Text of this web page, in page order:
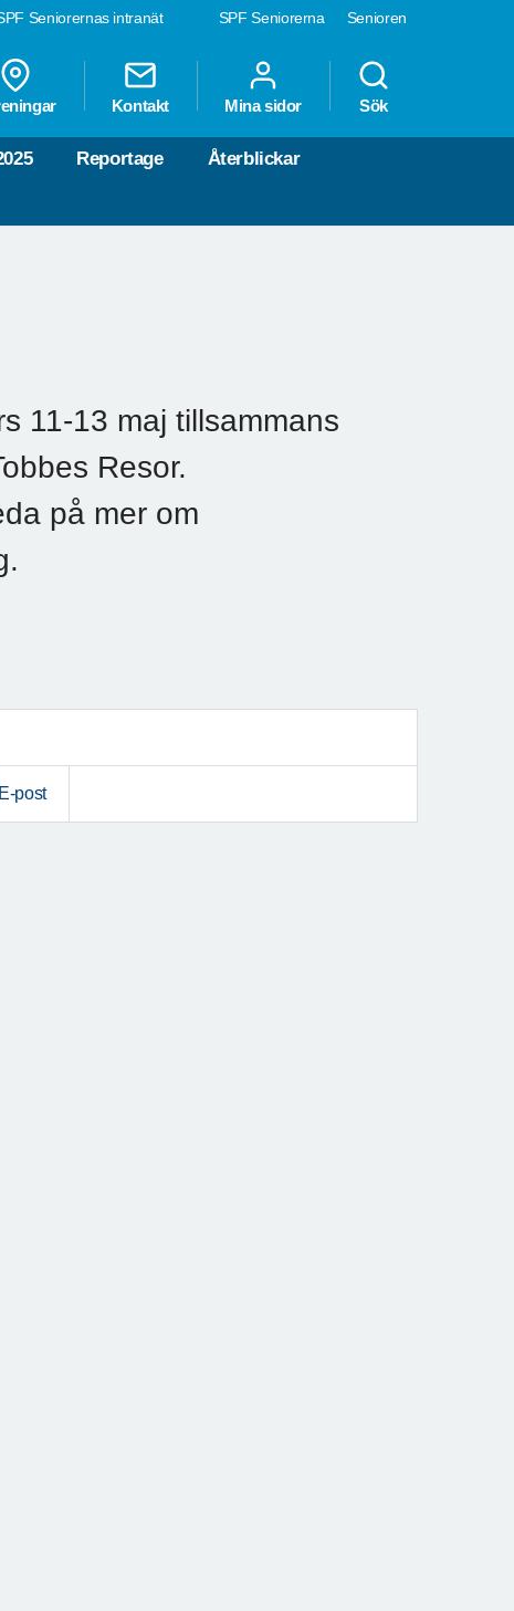
SPF Seniorerna Senioren
Seniorernas intranät
Kontakt Mina sidor Sök
Reportage Återblickar
11-13 maj tillsammans
Resor.
på mer om
E-post